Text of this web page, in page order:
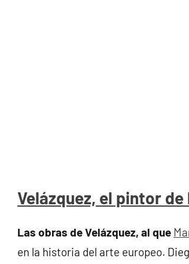
Velázquez, el pintor
Las obras de Velázquez, al que
en la historia del arte europeo.